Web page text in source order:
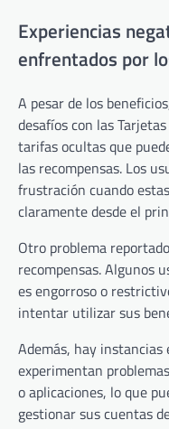
Experiencias
enfrentados por
A pesar de los
desafíos con las
tarifas ocultas que
las recompensas. Los
frustración cuando
claramente desde el
Otro problema
recompensas. Algunos
es engorroso o
intentar utilizar sus
Además, hay
experimentan
o aplicaciones, lo que
gestionar sus cuentas